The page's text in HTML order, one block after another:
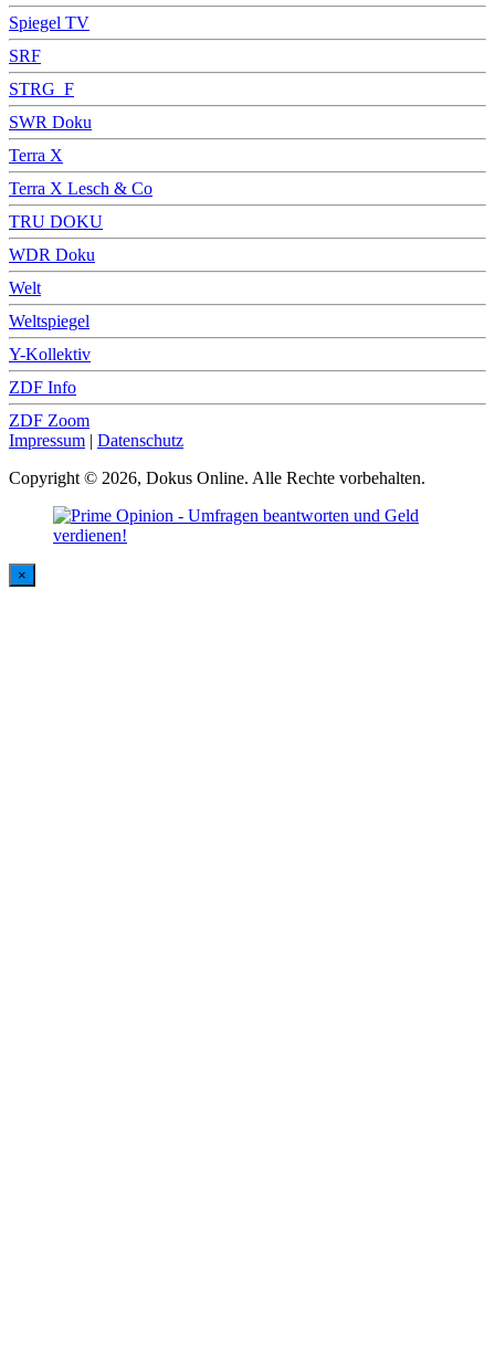
Spiegel TV
SRF
STRG_F
SWR Doku
Terra X
Terra X Lesch & Co
TRU DOKU
WDR Doku
Welt
Weltspiegel
Y-Kollektiv
ZDF Info
ZDF Zoom
Impressum | Datenschutz
Copyright © 2026, Dokus Online. Alle Rechte vorbehalten.
×